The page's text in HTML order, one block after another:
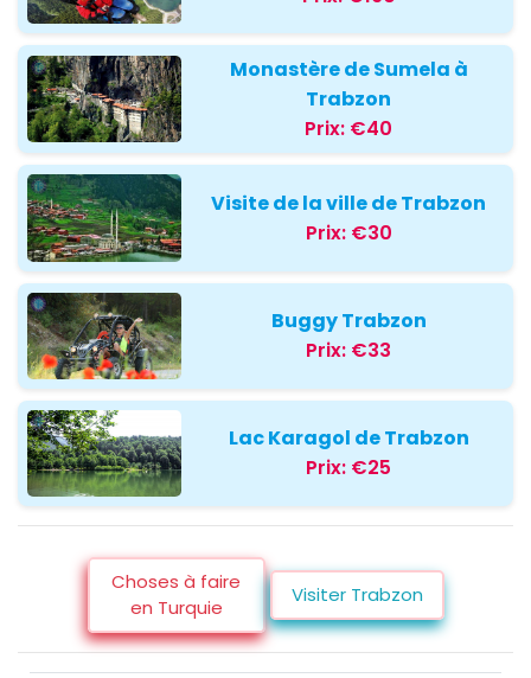
Monastère de Sumela à
Trabzon
Prix: €40
Visite de la ville de Trabzon
Prix: €30
Buggy Trabzon
Prix: €33
Lac Karagol de Trabzon
Prix: €25
Choses à faire
en Turquie
Visiter Trabzon